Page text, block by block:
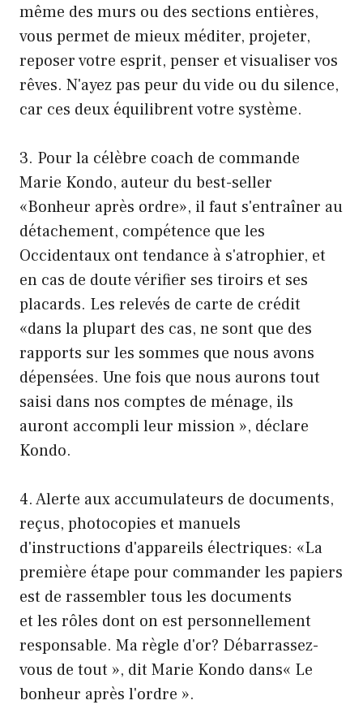
même des murs ou des sections entières,
vous permet de mieux méditer, projeter,
reposer votre esprit, penser et visualiser vos
rêves. N'ayez pas peur du vide ou du silence,
car ces deux équilibrent votre système.
3. Pour la célèbre coach de commande
Marie Kondo, auteur du best-seller
«Bonheur après ordre», il faut s'entraîner au
détachement, compétence que les
Occidentaux ont tendance à s'atrophier, et
en cas de doute vérifier ses tiroirs et ses
placards. Les relevés de carte de crédit
«dans la plupart des cas, ne sont que des
rapports sur les sommes que nous avons
dépensées. Une fois que nous aurons tout
saisi dans nos comptes de ménage, ils
auront accompli leur mission », déclare
Kondo.
4. Alerte aux accumulateurs de documents,
reçus, photocopies et manuels
d'instructions d'appareils électriques: «La
première étape pour commander les papiers
est de rassembler tous les documents
et les rôles dont on est personnellement
responsable. Ma règle d'or? Débarrassez-
vous de tout », dit Marie Kondo dans« Le
bonheur après l'ordre ».